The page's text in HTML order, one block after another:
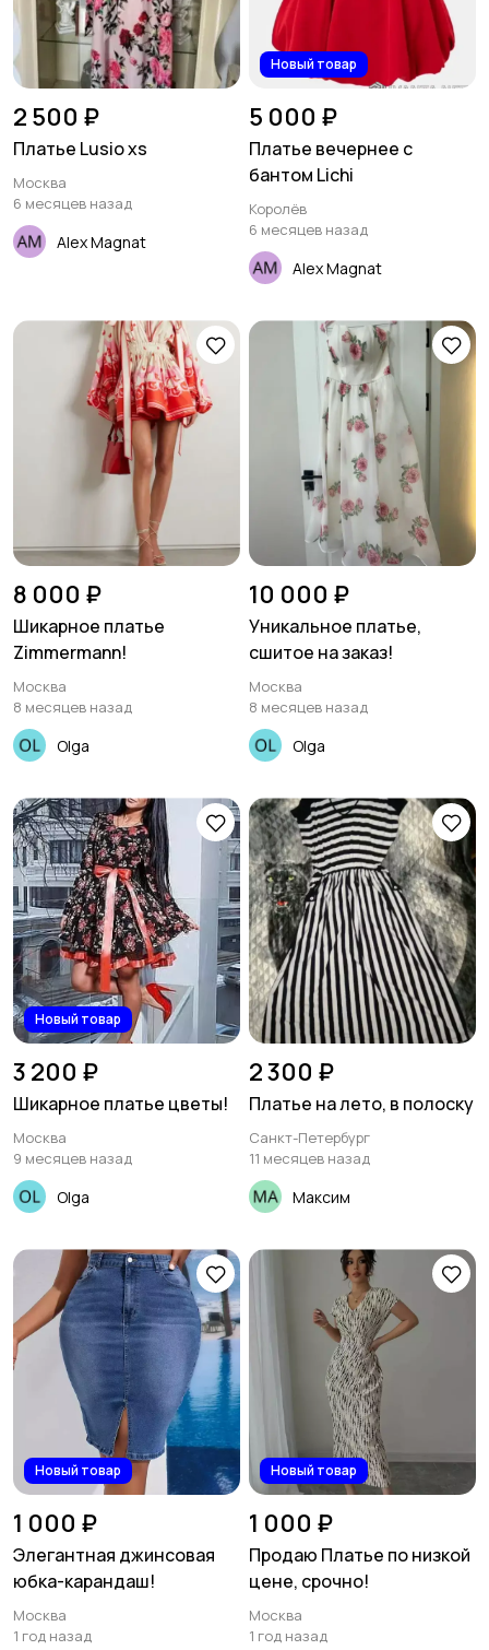
2 500 ₽
Платье Lusio xs
Москва
6 месяцев назад
Alex Magnat
Новый товар
5 000 ₽
Платье вечернее с
бантом Lichi
Королёв
6 месяцев назад
Alex Magnat
8 000 ₽
Шикарное платье
Zimmermann!
Москва
8 месяцев назад
Olga
10 000 ₽
Уникальное платье,
сшитое на заказ!
Москва
8 месяцев назад
Olga
Новый товар
3 200 ₽
Шикарное платье цветы!
Москва
9 месяцев назад
Olga
2 300 ₽
Платье на лето, в полоску
Санкт-Петербург
11 месяцев назад
Максим
Новый товар
1 000 ₽
Элегантная джинсовая
юбка-карандаш!
Москва
1 год назад
Новый товар
1 000 ₽
Продаю Платье по низкой
цене, срочно!
Москва
1 год назад